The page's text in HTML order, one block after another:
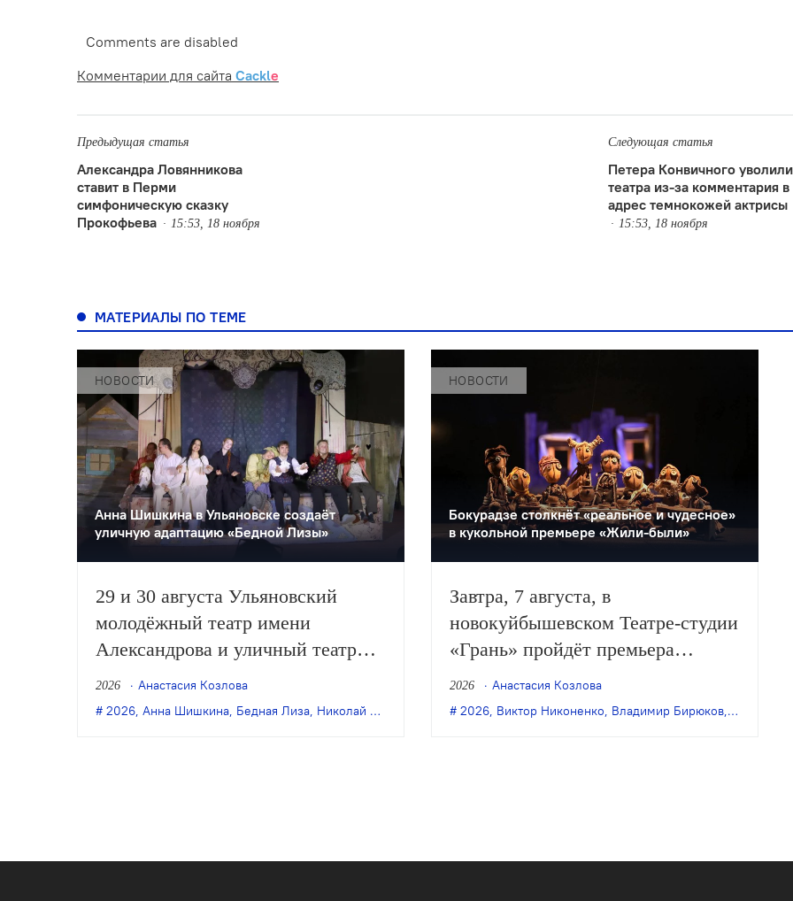
Comments are disabled
Комментарии для сайта Cackle
Предыдущая статья
Александра Ловянникова
ставит в Перми
симфоническую сказку
Прокофьева
15:53, 18 ноября
Следующая статья
Петера Конвичного
театра из-за комментария в
адрес темнокожей актрисы
15:53, 18 ноября
МАТЕРИАЛЫ ПО ТЕМЕ
НОВОСТИ
Анна Шишкина в Ульяновске создаëт
уличную адаптацию «Бедной Лизы»
29 и 30 августа Ульяновский
молодёжный театр имени
Александрова и уличный театр
«Странствующие куклы
господина Пэжо» из Санкт-
событий театрального фестиваля
2026
Анастасия Козлова
2026, Анна Шишкина, Бедная Лиза, Николай Карамзин премьера, ПЭЖО, Ульяновск,Ульяновский молодёжный
НОВОСТИ
Бокурадзе столкнëт «реальное и чудесное»
в кукольной премьере «Жили-были»
Завтра, 7 августа, в
новокуйбышевском Театре-студии
«Грань» пройдёт премьера
спектакля Дениса Бокурадзе
«Жили-были» по пьесе
2026
Анастасия Козлова
2026, Виктор Никоненко, Владимир Бирюков, Грань